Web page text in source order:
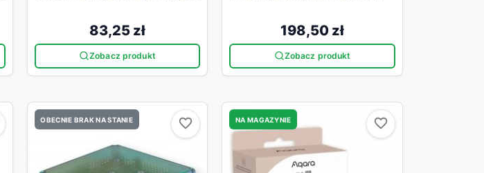
83,25 zł
Zobacz produkt
198,50 zł
Zobacz produkt
OBECNIE BRAK NA STANIE favorite_border
favorite_border NA MAGAZYNIE favorite_border
favorite_border